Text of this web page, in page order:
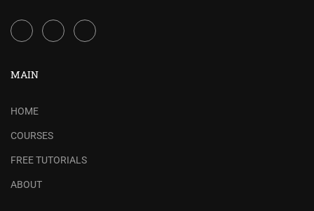
MAIN
HOME
COURSES
FREE TUTORIALS
ABOUT